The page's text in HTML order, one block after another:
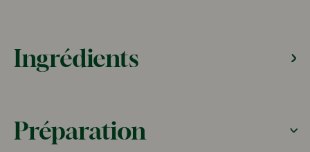
Ingrédients
Préparation